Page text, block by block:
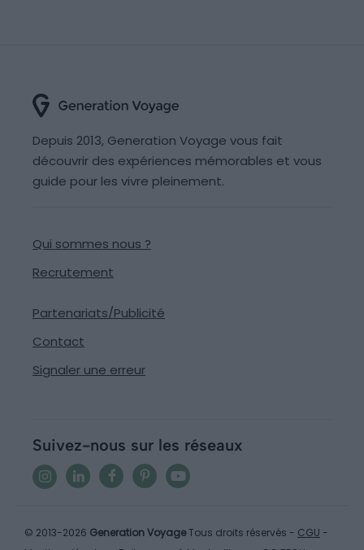
Depuis 2013, Generation Voyage vous fait
découvrir des expériences mémorables et vous
guide pour les vivre pleinement.
Qui sommes nous ?
Recrutement
Partenariats/Publicité
Contact
Signaler une erreur
Suivez-nous sur les réseaux
© 2013-2026 Generation VoyageTous droits réservés - CGU -